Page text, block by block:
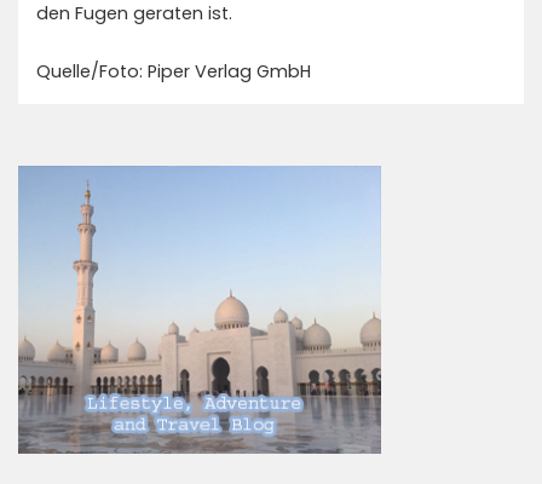
den Fugen geraten ist.
Quelle/Foto: Piper Verlag GmbH